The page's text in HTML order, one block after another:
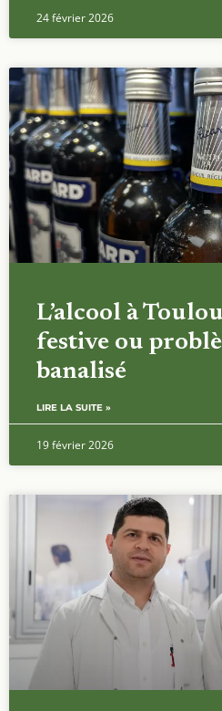
24 février 2026
L’alcool à
festive ou
banalisé
LIRE LA SUITE »
19 février 2026